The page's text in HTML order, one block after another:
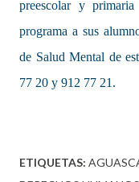
preescolar y
programa a sus
de Salud Mental de
77 20 y 912 77 21.
ETIQUETAS: